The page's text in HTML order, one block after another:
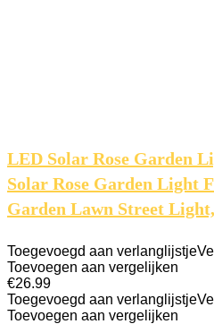
LED Solar Rose Garden
Solar Rose Garden Light
Garden Lawn Street
Toegevoegd aan verlanglijstje
Toevoegen aan vergelijken
€26.99
Toegevoegd aan verlanglijstje
Toevoegen aan vergelijken